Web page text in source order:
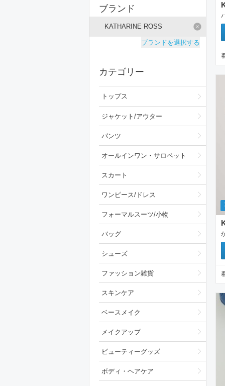
ブランド
KATHARINE ROSS
ブランドを選択する
カテゴリー
トップス
ジャケット/アウター
パンツ
オールインワン・サロペット
スカート
ワンピース/ドレス
フォーマルスーツ/小物
バッグ
シューズ
ファッション雑貨
スキンケア
ベースメイク
メイクアップ
ビューティーグッズ
ボディ・ヘアケア